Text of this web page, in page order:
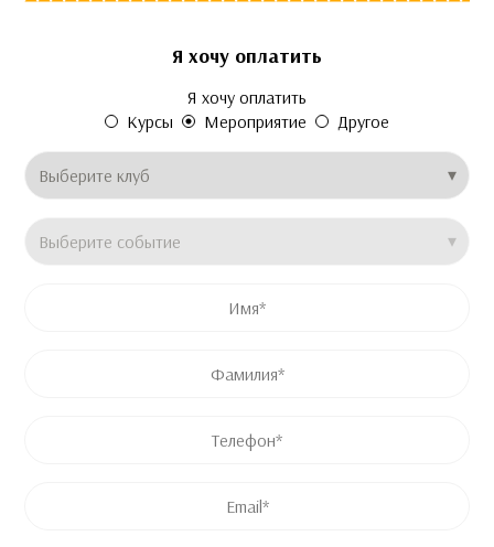
Я хочу оплатить
Я хочу оплатить
Курсы
Мероприятие
Другое
Название продукта